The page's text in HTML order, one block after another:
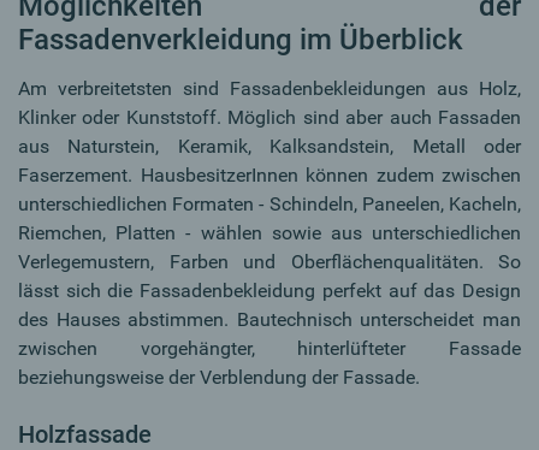
Fassadenverkleidung im Überblick
Am verbreitetsten sind Fassadenbekleidungen aus Holz,
Klinker oder Kunststoff. Möglich sind aber auch Fassaden
aus Naturstein, Keramik, Kalksandstein, Metall oder
Faserzement. HausbesitzerInnen können zudem zwischen
unterschiedlichen Formaten - Schindeln, Paneelen, Kacheln,
Riemchen, Platten - wählen sowie aus unterschiedlichen
Verlegemustern, Farben und Oberflächenqualitäten. So
lässt sich die Fassadenbekleidung perfekt auf das Design
des Hauses abstimmen. Bautechnisch unterscheidet man
zwischen vorgehängter, hinterlüfteter Fassade
beziehungsweise der Verblendung der Fassade.
Holzfassade